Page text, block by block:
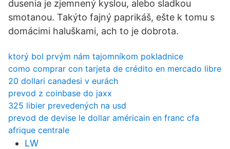
dusenia je zjemnený kyslou, alebo sladkou
smotanou. Takýto fajný paprikáš, ešte k tomu s
domácimi haluškami, ach to je dobrota.
ktorý bol prvým nám tajomníkom pokladnice
como comprar con tarjeta de crédito en mercado libre
20 dollari canadesi v eurách
prevod z coinbase do jaxx
325 libier prevedených na usd
prevod de devise le dollar américain en franc cfa
afrique centrale
LW